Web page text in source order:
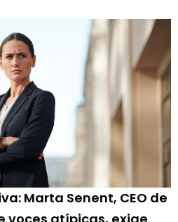
Marta Senent, CEO de